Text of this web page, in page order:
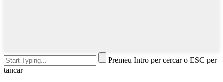
Premeu Intro per cercar o ESC per
tancar